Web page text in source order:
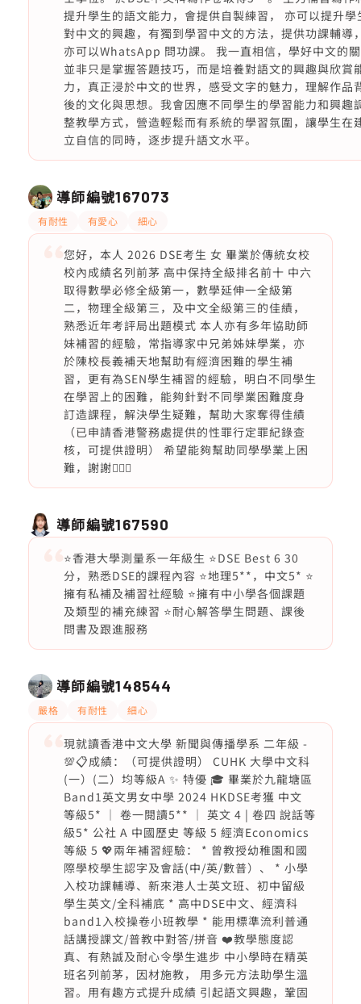
提升學生的語文能力，會提供自製練習， 亦可以提升學
對中文的興趣，有獨到學習中文的方法，提供功課輔導
亦可以WhatsApp 問功課。 我一直相信，學好中文的
並非只是掌握答題技巧，而是培養對語文的興趣與欣賞
力，真正浸於中文的世界，感受文字的魅力，理解作品
後的文化與思想。我會因應不同學生的學習能力和興趣
整教學方式，營造輕鬆而有系統的學習氛圍，讓學生在
立自信的同時，逐步提升語文水平。
導師編號167073
有耐性 有愛心 細心
您好，本人 2026 DSE考生 女 畢業於傳統女校
校內成績名列前茅 高中保持全級排名前十 中六
取得數學必修全級第一，數學延伸一全級第
二，物理全級第三，及中文全級第三的佳績，
熟悉近年考評局出題模式 本人亦有多年協助師
妹補習的經驗，常指導家中兄弟姊妹學業，亦
於陳校長義補天地幫助有經濟困難的學生補
習，更有為SEN學生補習的經驗，明白不同學生
在學習上的困難，能夠針對不同學業困難度身
訂造課程，解決學生疑難，幫助大家奪得佳績
（已申請香港警務處提供的性罪行定罪紀錄查
核，可提供證明） 希望能夠幫助同學學業上困
難，謝謝🙇🏻‍♀️
導師編號167590
⭐️香港大學測量系一年級生 ⭐️DSE Best 6 30
分，熟悉DSE的課程內容 ⭐️地理5**，中文5* ⭐️
擁有私補及補習社經驗 ⭐️擁有中小學各個課題
及類型的補充練習 ⭐️耐心解答學生問題、課後
問書及跟進服務
導師編號148544
嚴格 有耐性 細心
現就讀香港中文大學 新聞與傳播學系 二年級 -
💯📋成績：（可提供證明） CUHK 大學中文科
(一）(二）均等級A ✨ 特優 🎓 畢業於九龍塘區
Band1英文男女中學 2024 HKDSE考獲 中文
等級5* ｜ 卷一閱讀5** ｜ 英文 4 | 卷四 說話等
級5* 公社 A 中國歷史 等級 5 經濟Economics
等級 5 💖兩年補習經驗： * 曾教授幼稚園和國
際學校學生認字及會話(中/英/數普）、 * 小學
入校功課輔導、新來港人士英文班、初中留級
學生英文/全科補底 * 高中DSE中文、經濟科
band1入校操卷小班教學 * 能用標準流利普通
話講授課文/普教中對答/拼音 ❤️教學態度認
真、有熱誠及耐心令學生進步 中小學時在精英
班名列前茅，因材施教， 用多元方法助學生溫
習。用有趣方式提升成績 引起語文興趣，鞏固